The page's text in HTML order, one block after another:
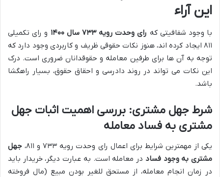
این آراء
با وجود شفافیتی که رای وحدت رویه ۷۳۳ سال ۱۴۰۰
و رای تکمیلی
۸۱۱ ایجاد کرده اند، هنوز نکات حقوقی ظریف و کاربردی وجود دارد که
توجه به آن ها برای طرفین معامله و حقوقدانان ضروری است. درک
این نکات می تواند در روند دادرسی و احقاق حقوق، بسیار راهگشا
باشد.
شرط جهل مشتری: بررسی اهمیت اثبات جهل
مشتری به فساد معامله
یکی از مهمترین شرایط برای اعمال رای وحدت رویه ۷۳۳ و ۸۱۱،
جهل
مشتری به وجود فساد در معامله است. به عبارت دیگر، خریدار باید
در زمان انجام معامله، از مستحق للغیر بودن مبیع (مال فروخته